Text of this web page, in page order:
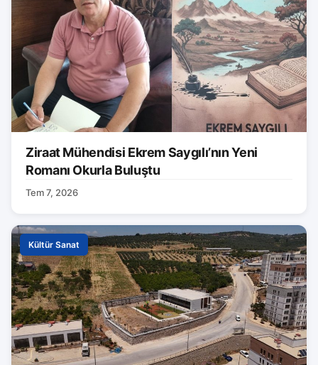
Ziraat Mühendisi Ekrem Saygılı’nın Yeni
Romanı Okurla Buluştu
Tem 7, 2026
Kültür Sanat